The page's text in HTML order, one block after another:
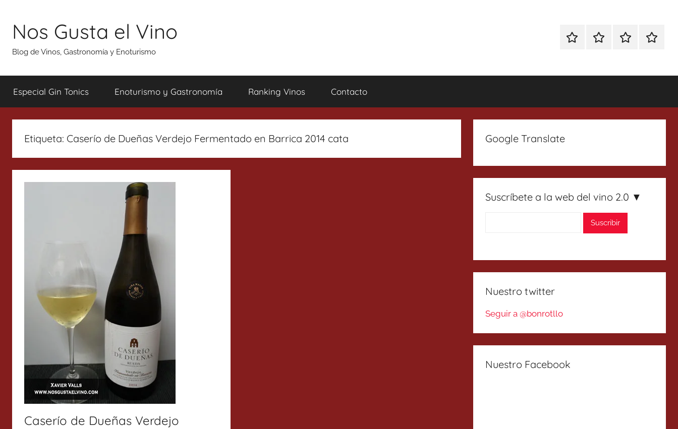
contenido
Nos Gusta el Vino
Blog de Vinos, Gastronomía y Enoturismo
EspecialEnoturismoRanking
Especial Gin Tonics Enoturismo y Gastronomía Ranking Vinos Contacto
Etiqueta: Caserío de Dueñas Verdejo Fermentado en Barrica 2014 cata
Caserío de Dueñas Verdejo
Google Translate
Suscríbete a la web del vino 2.0 ▼
Nuestro twitter
Seguir a @bonrotllo
Nuestro Facebook